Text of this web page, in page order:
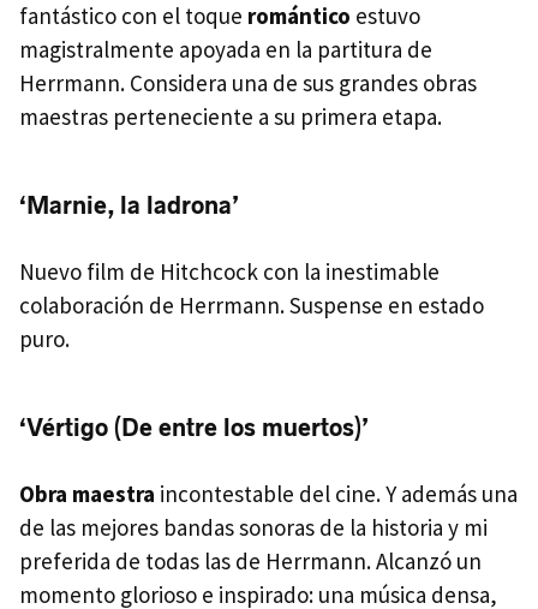
fantástico con el toque romántico estuvo
magistralmente apoyada en la partitura de
Herrmann. Considera una de sus grandes obras
maestras perteneciente a su primera etapa.
‘Marnie, la ladrona’
Nuevo film de Hitchcock con la inestimable
colaboración de Herrmann. Suspense en estado
puro.
‘Vértigo (De entre los muertos)’
Obra maestra incontestable del cine. Y además una
de las mejores bandas sonoras de la historia y mi
preferida de todas las de Herrmann. Alcanzó un
momento glorioso e inspirado: una música densa,